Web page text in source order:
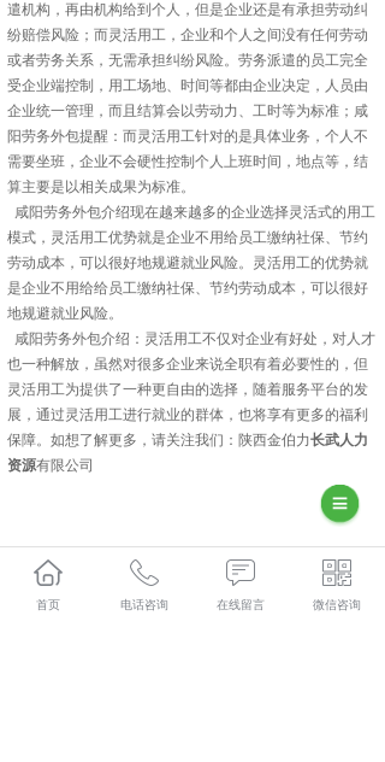
遣机构，再由机构给到个人，但是企业还是有承担劳动纠
纷赔偿风险；而灵活用工，企业和个人之间没有任何劳动
或者劳务关系，无需承担纠纷风险。劳务派遣的员工完全
受企业端控制，用工场地、时间等都由企业决定，人员由
企业统一管理，而且结算会以劳动力、工时等为标准；咸
阳劳务外包提醒：而灵活用工针对的是具体业务，个人不
需要坐班，企业不会硬性控制个人上班时间，地点等，结
算主要是以相关成果为标准。
咸阳劳务外包介绍现在越来越多的企业选择灵活式的用工
模式，灵活用工优势就是企业不用给员工缴纳社保、节约
劳动成本，可以很好地规避就业风险。灵活用工的优势就
是企业不用给给员工缴纳社保、节约劳动成本，可以很好
地规避就业风险。
咸阳劳务外包介绍：灵活用工不仅对企业有好处，对人才
也一种解放，虽然对很多企业来说全职有着必要性的，但
灵活用工为提供了一种更自由的选择，随着服务平台的发
展，通过灵活用工进行就业的群体，也将享有更多的福利
保障。如想了解更多，请关注我们：陕西金伯力长武人力
资源有限公司
首页 电话咨询 在线留言 微信咨询